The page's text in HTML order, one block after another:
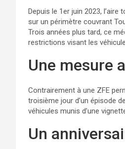
Depuis le 1er juin 2023,
sur un périmètre couvrant
Trois années plus tard, ce
restrictions visant les
Une mesure
Contrairement à une ZFE
troisième jour d’un épisode
véhicules munis d’une
Un